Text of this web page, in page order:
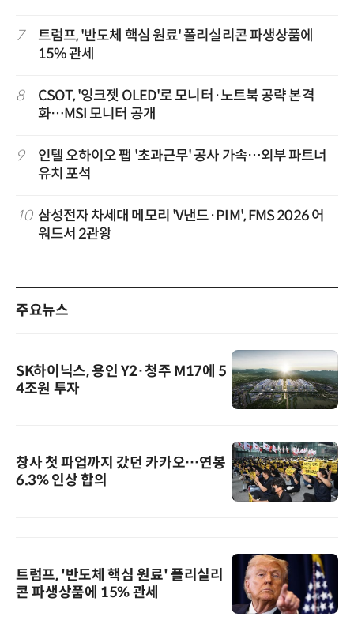
7
트럼프, '반도체 핵심 원료' 폴리실리콘 파생상품에
15% 관세
8
CSOT, '잉크젯 OLED'로 모니터·노트북 공략 본격
화…MSI 모니터 공개
9
인텔 오하이오 팹 '초과근무' 공사 가속…외부 파트너
유치 포석
10 삼성전자 차세대 메모리 'V낸드·PIM', FMS 2026 어
워드서 2관왕
주요뉴스
SK하이닉스, 용인 Y2·청주 M17에 5
4조원 투자
창사 첫 파업까지 갔던 카카오…연봉
6.3% 인상 합의
트럼프, '반도체 핵심 원료' 폴리실리
콘 파생상품에 15% 관세